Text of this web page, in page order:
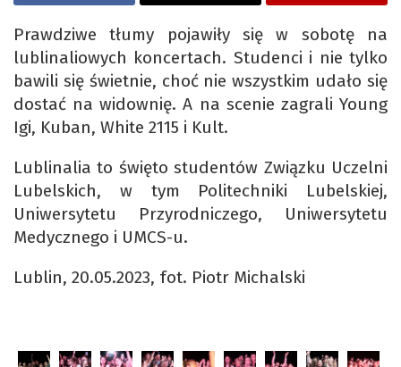
Prawdziwe tłumy pojawiły się w sobotę na
lublinaliowych koncertach. Studenci i nie tylko
bawili się świetnie, choć nie wszystkim udało się
dostać na widownię. A na scenie zagrali Young
Igi, Kuban, White 2115 i Kult.
Lublinalia to święto studentów Związku Uczelni
Lubelskich, w tym Politechniki Lubelskiej,
Uniwersytetu Przyrodniczego, Uniwersytetu
Medycznego i UMCS-u.
Lublin, 20.05.2023, fot. Piotr Michalski